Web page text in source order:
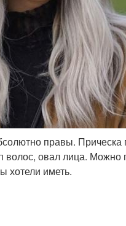
правы. Прическа
овал лица. Можно
хотели иметь.